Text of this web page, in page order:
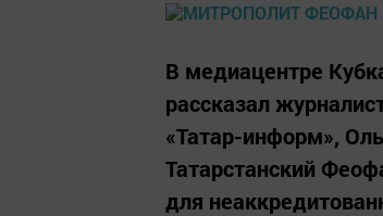
В медиацентре
рассказал
«Татар-информ»,
Татарстанский
для